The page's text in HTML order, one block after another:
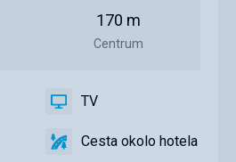
centra
Centrum
170 m
TV TV
áno
CestaCesta okolo hotela
áno